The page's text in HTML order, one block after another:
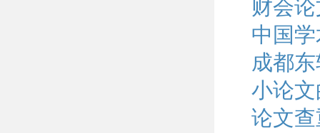
财会
中国
成都
小论
论文